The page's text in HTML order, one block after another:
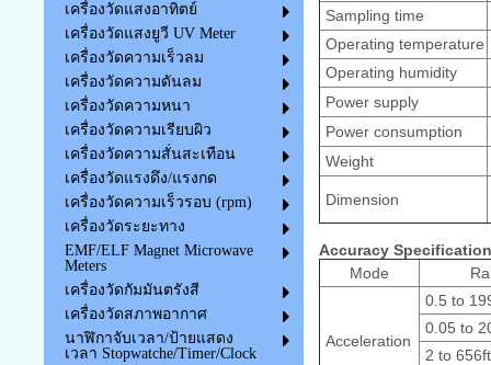
เครื่องวัดแสงอาทิตย์
เครื่องวัดแสงยูวี UV Meter
เครื่องวัดความเร็วลม
เครื่องวัดความดันลม
เครื่องวัดความหนา
เครื่องวัดความเรียบผิว
เครื่องวัดความสั่นสะเทือน
เครื่องวัดแรงดึง/แรงกด
เครื่องวัดความเร็วรอบ (rpm)
เครื่องวัดระยะทาง
EMF/ELF Magnet Microwave
Meters
เครื่องวัดกัมมันตรังสี
เครื่องวัดสภาพอากาศ
นาฬิกาจับเวลา/ป้ายแสดง
เวลา Stopwatche/Timer/Clock
Sampling time
Operating temperature
Operating humidity
Power supply
Power consumption
Weight
Dimension
Accuracy
Mode
Acceleration
0.5 to
0.05 to
2 to